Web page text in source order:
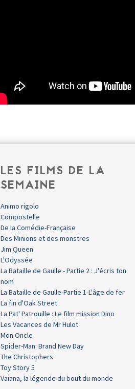
LES FILMS DE LA
SEMAINE
Animo rigolo
Compostelle
De la Comédie-Française
Des Minions et des monstres
Jim Queen
L'Odyssée
La Bataille de Gaulle - Partie 2 : J'écris ton
nom
La Bataille de Gaulle-Partie 1-L'âge de fer
La fin d'Oak Street
La Pat' Patrouille : Le film mission Dino
Les Vacances de Mr Hulot
Mon Oncle
Spider-Man: Brand New Day
The Christophers
Toy Story 5
Vaiana, la légende du bout du monde